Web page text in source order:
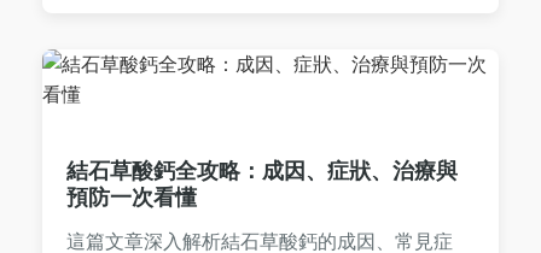
結石草酸鈣全攻略：成因、症狀、治療與
預防一次看懂
這篇文章深入解析結石草酸鈣的成因、常見症